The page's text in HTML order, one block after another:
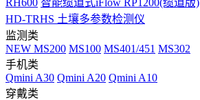
RH600 智能缆道式iFlow RP1200(缆道版)
HD-TRHS 土壤多参数检测仪
监测类
NEW MS200 MS100 MS401/451 MS302
手机类
Qmini A30 Qmini A20 Qmini A10
穿戴类